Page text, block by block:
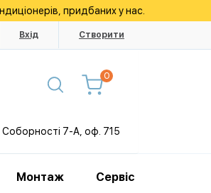
придбаних у нас.
Вхід Створити
0
Соборності 7-А, оф. 715
Монтаж Сервіс